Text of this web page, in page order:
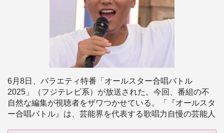
6月8日、バラエティ特番「オールスター合唱バトル
2025」（フジテレビ系）が放送された。今回、番組の不
自然な編集が視聴者をザワつかせている。「『オールスタ
ー合唱バトル』は、芸能界を代表する歌唱力自慢の芸能人